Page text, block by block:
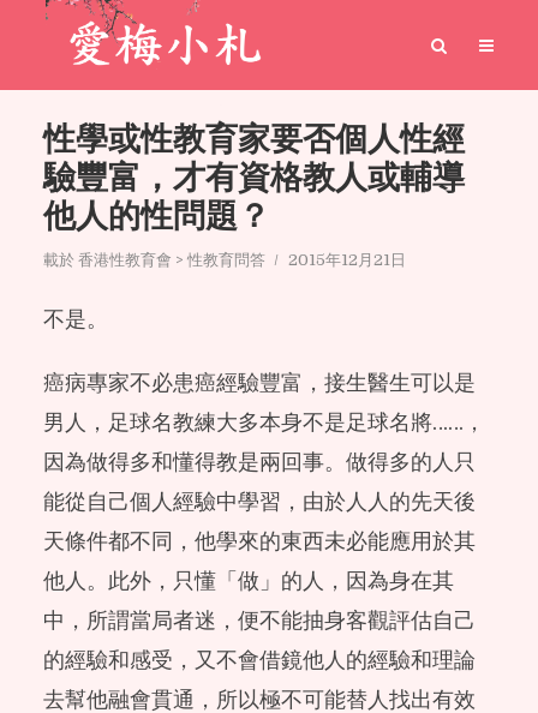
性學或性教育家要否個人性經
驗豐富，才有資格教人或輔導
他人的性問題？
載於 香港性教育會 > 性教育問答 2015年12月21日
不是。
癌病專家不必患癌經驗豐富，接生醫生可以是
男人，足球名教練大多本身不是足球名將……，
因為做得多和懂得教是兩回事。做得多的人只
能從自己個人經驗中學習，由於人人的先天後
天條件都不同，他學來的東西未必能應用於其
他人。此外，只懂「做」的人，因為身在其
中，所謂當局者迷，便不能抽身客觀評估自己
的經驗和感受，又不會借鏡他人的經驗和理論
去幫他融會貫通，所以極不可能替人找出有效